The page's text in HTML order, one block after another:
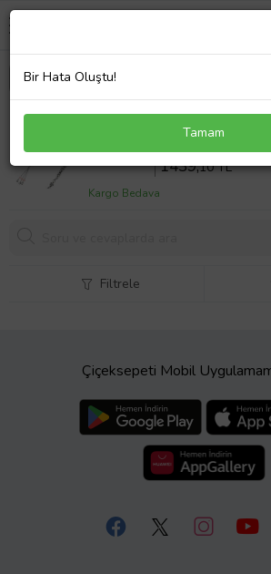
Doğaltaş Metal Püsküllü
Sepette %10 İndirim
1439,10 TL
Kargo Bedava
Filtrele
Çiçeksepeti Mobil
Bir Hata Oluştu!
Tamam